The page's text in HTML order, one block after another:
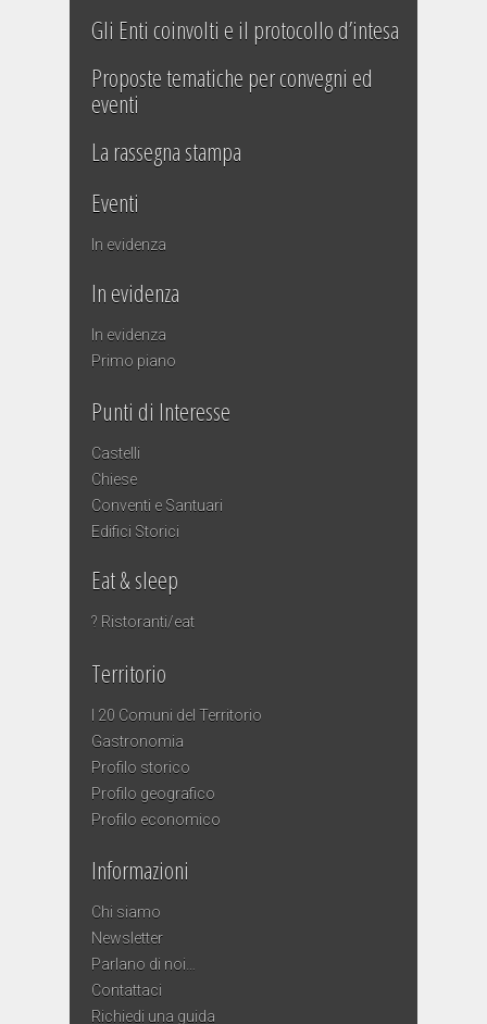
Gli Enti coinvolti e il protocollo d’intesa
Proposte tematiche per convegni ed
eventi
La rassegna stampa
Eventi
In evidenza
In evidenza
In evidenza
Primo piano
Punti di Interesse
Castelli
Chiese
Conventi e Santuari
Edifici Storici
Eat & sleep
? Ristoranti/eat
Territorio
I 20 Comuni del Territorio
Gastronomia
Profilo storico
Profilo geografico
Profilo economico
Informazioni
Chi siamo
Newsletter
Parlano di noi…
Contattaci
Richiedi una guida